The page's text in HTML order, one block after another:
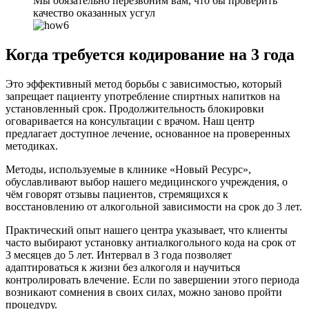
качество оказанных усгул
Когда требуется кодирование на 3 года
Это эффективный метод борьбы с зависимостью, который
запрещает пациенту употребление спиртных напитков на
установленный срок. Продолжительность блокировки
оговаривается на консультации с врачом. Наш центр
предлагает доступное лечение, основанное на проверенных
методиках.
Методы, используемые в клинике «Новый Ресурс»,
обуславливают выбор нашего медицинского учреждения, о
чём говорят отзывы пациентов, стремящихся к
восстановлению от алкогольной зависимости на срок до 3 лет.
Практический опыт нашего центра указывает, что клиенты
часто выбирают установку антиалкогольного кода на срок от
3 месяцев до 5 лет. Интервал в 3 года позволяет
адаптироваться к жизни без алкоголя и научиться
контролировать влечение. Если по завершении этого периода
возникают сомнения в своих силах, можно заново пройти
процедуру.